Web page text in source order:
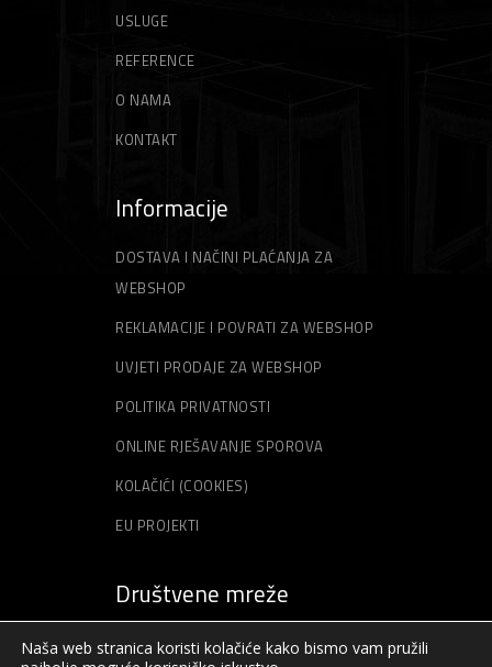
USLUGE
REFERENCE
O NAMA
KONTAKT
Informacije
DOSTAVA I NAČINI PLAĆANJA ZA
WEBSHOP
REKLAMACIJE I POVRATI ZA WEBSHOP
UVJETI PRODAJE ZA WEBSHOP
POLITIKA PRIVATNOSTI
ONLINE RJEŠAVANJE SPOROVA
KOLAČIĆI (COOKIES)
EU PROJEKTI
Društvene mreže
Naša web stranica koristi kolačiće kako bismo vam pružili